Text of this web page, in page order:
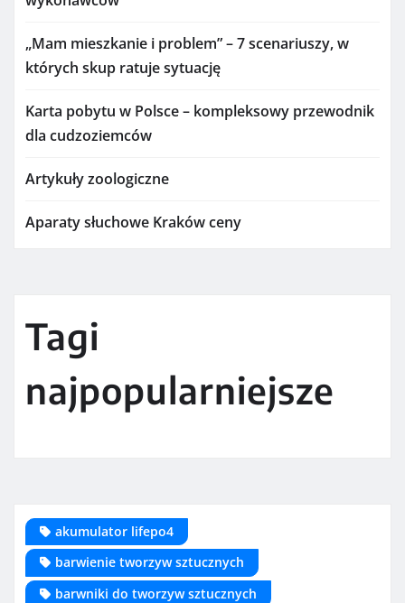
„Mam mieszkanie i problem” – 7 scenariuszy, w
których skup ratuje sytuację
Karta pobytu w Polsce – kompleksowy przewodnik
dla cudzoziemców
Artykuły zoologiczne
Aparaty słuchowe Kraków ceny
Tagi
najpopularniejsze
akumulator lifepo4
barwienie tworzyw sztucznych
barwniki do tworzyw sztucznych